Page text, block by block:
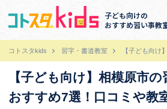
子ども向けの
おすすめ習い事教
コトスタkids 習字・書道教室 【子ども向け
【子ども向け】相模原市
おすすめ7選！口コミや教